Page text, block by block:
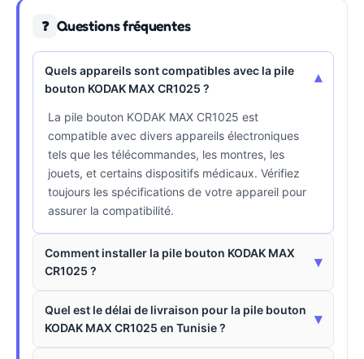
❓ Questions fréquentes
Quels appareils sont compatibles avec la pile
bouton KODAK MAX CR1025 ?
▾
La pile bouton KODAK MAX CR1025 est
compatible avec divers appareils électroniques
tels que les télécommandes, les montres, les
jouets, et certains dispositifs médicaux. Vérifiez
toujours les spécifications de votre appareil pour
assurer la compatibilité.
Comment installer la pile bouton KODAK MAX
CR1025 ?
▾
Quel est le délai de livraison pour la pile bouton
KODAK MAX CR1025 en Tunisie ?
▾